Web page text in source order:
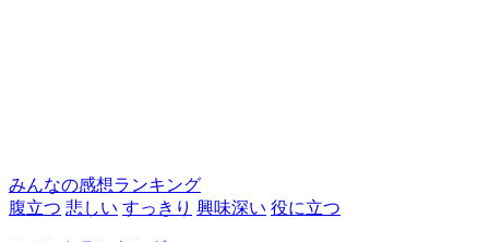
みんなの感想ランキング
腹立つ 悲しい すっきり 興味深い 役に立つ